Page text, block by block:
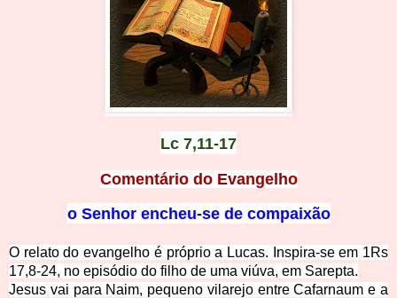
Lc 7,11-17
Comentário do Evangelho
o Senhor encheu-se de compaixão
O relato do evangelho é próprio a Lucas. Inspira-se em 1Rs
17,8-24, no episódio do filho de uma viúva, em Sarepta.
Jesus vai para Naim, pequeno vilarejo entre Cafarnaum e a